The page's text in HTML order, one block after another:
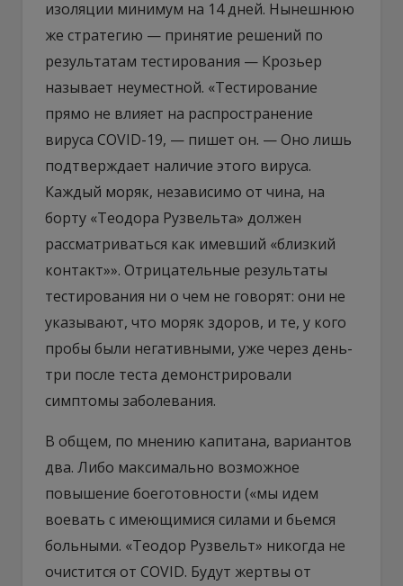
изоляции минимум на 14 дней. Нынешнюю
же стратегию — принятие решений по
результатам тестирования — Крозьер
называет неуместной. «Тестирование
прямо не влияет на распространение
вируса COVID-19, — пишет он. — Оно лишь
подтверждает наличие этого вируса.
Каждый моряк, независимо от чина, на
борту «Теодора Рузвельта» должен
рассматриваться как имевший «близкий
контакт»». Отрицательные результаты
тестирования ни о чем не говорят: они не
указывают, что моряк здоров, и те, у кого
пробы были негативными, уже через день-
три после теста демонстрировали
симптомы заболевания.
В общем, по мнению капитана, вариантов
два. Либо максимально возможное
повышение боеготовности («мы идем
воевать с имеющимися силами и бьемся
больными. «Теодор Рузвельт» никогда не
очистится от COVID. Будут жертвы от